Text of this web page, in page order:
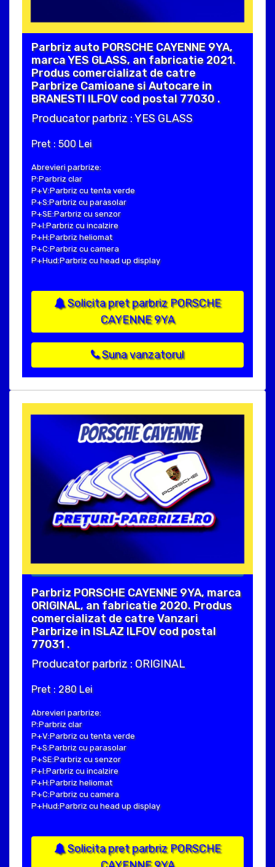
Parbriz auto PORSCHE CAYENNE 9YA,
marca YES GLASS, an fabricatie 2021.
Produs comercializat de catre
Parbrize Camioane si Autocare in
BRANESTI ILFOV cod postal 77030 .
Producator parbriz : YES GLASS
Pret : 500 Lei
Abrevieri parbrize:
P:Parbriz clar
P+V:Parbriz cu tenta verde
P+S:Parbriz cu parasolar
P+SE:Parbriz cu senzor
P+I:Parbriz cu incalzire
P+H:Parbriz heliomat
P+C:Parbriz cu camera
P+Hud:Parbriz cu head up display
Solicita pret parbriz PORSCHE
CAYENNE 9YA
Suna vanzatorul
Parbriz PORSCHE CAYENNE 9YA, marca
ORIGINAL, an fabricatie 2020. Produs
comercializat de catre Vanzari
Parbrize in ISLAZ ILFOV cod postal
77031 .
Producator parbriz : ORIGINAL
Pret : 280 Lei
Abrevieri parbrize:
P:Parbriz clar
P+V:Parbriz cu tenta verde
P+S:Parbriz cu parasolar
P+SE:Parbriz cu senzor
P+I:Parbriz cu incalzire
P+H:Parbriz heliomat
P+C:Parbriz cu camera
P+Hud:Parbriz cu head up display
Solicita pret parbriz PORSCHE